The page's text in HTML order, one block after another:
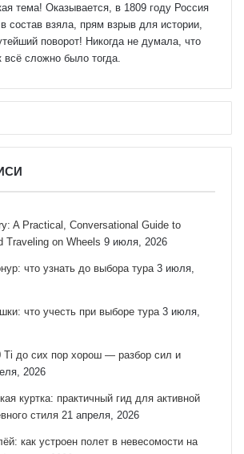
тема! Оказывается, в 1809 году Россия
состав взяла, прям взрыв для истории,
поворот! Никогда не думала, что
всё сложно было тогда.
A Practical, Conversational Guide to
Traveling on Wheels 9 июля, 2026
что узнать до выбора тура 3 июля,
что учесть при выборе тура 3 июля,
Ti до сих пор хорош — разбор сил и
2026
куртка: практичный гид для активной
стиля 21 апреля, 2026
как устроен полет в невесомости на